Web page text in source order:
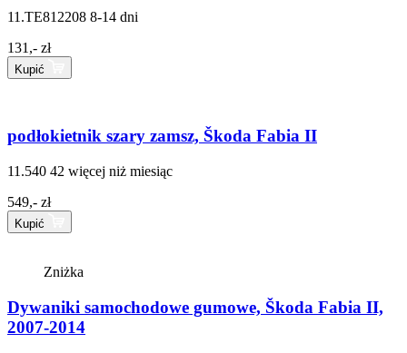
11.TE812208 8-14 dni
131,- zł
Kupić
podłokietnik szary zamsz, Škoda Fabia II
11.540 42 więcej niż miesiąc
549,- zł
Kupić
Zniżka
Dywaniki samochodowe gumowe, Škoda Fabia II,
2007-2014